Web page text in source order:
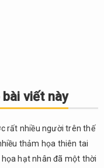
viết này
rất nhiều người trên thế
thảm họa thiên tai
hạt nhân đã một thời